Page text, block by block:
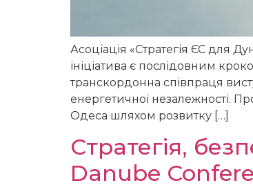
Асоціація «Стратегія ЄС для
ініціатива є послідовним
транскордонна співпраця
енергетичної незалежності.
Одеса шляхом розвитку […]
Стратегія,
Danube